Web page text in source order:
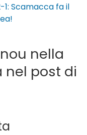
1: Scamacca fa il
nella
nel post di